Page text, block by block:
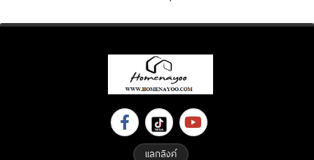
ลอย* ทำเลดี
Premium
แลกลิงค์